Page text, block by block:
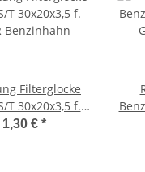
Filterglocke
T 30x20x3,5 f.
Benzinhahn
1,30 € *